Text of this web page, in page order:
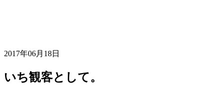
2017年06月18日
いち観客として。